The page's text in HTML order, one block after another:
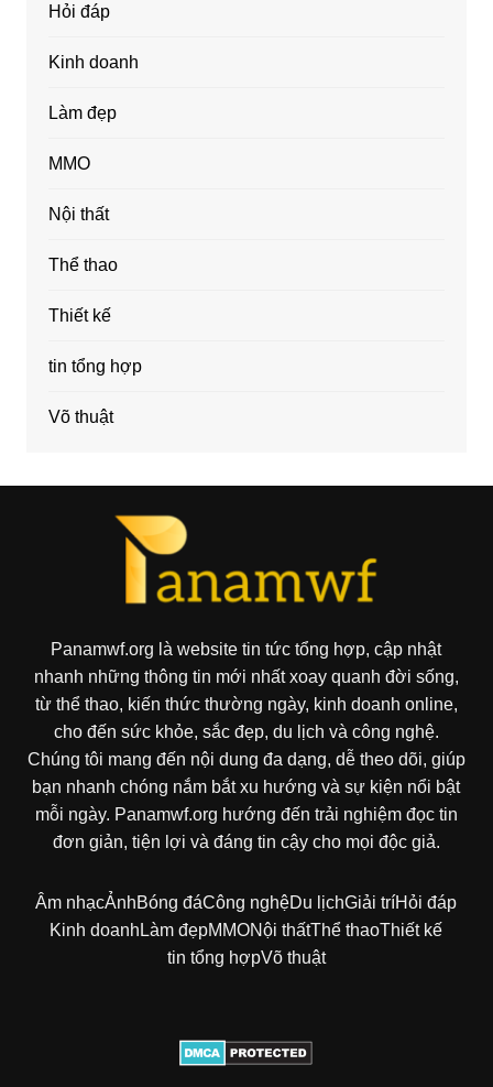
Hỏi đáp
Kinh doanh
Làm đẹp
MMO
Nội thất
Thể thao
Thiết kế
tin tổng hợp
Võ thuật
Panamwf.org là website tin tức tổng hợp, cập nhật
nhanh những thông tin mới nhất xoay quanh đời sống,
từ thể thao, kiến thức thường ngày, kinh doanh online,
cho đến sức khỏe, sắc đẹp, du lịch và công nghệ.
Chúng tôi mang đến nội dung đa dạng, dễ theo dõi, giúp
bạn nhanh chóng nắm bắt xu hướng và sự kiện nổi bật
mỗi ngày. Panamwf.org hướng đến trải nghiệm đọc tin
đơn giản, tiện lợi và đáng tin cậy cho mọi độc giả.
Âm nhạcẢnhBóng đáCông nghệDu lịchGiải tríHỏi đáp
Kinh doanh Làm đẹpMMONội thấtThể thaoThiết kế
tin tổng hợpVõ thuật